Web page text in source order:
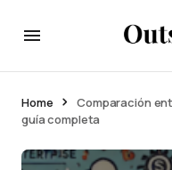
Home
Comparación
guía completa